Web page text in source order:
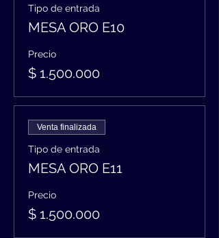
Tipo de entrada
MESA ORO E10
Precio
$ 1.500.000
Venta finalizada
Tipo de entrada
MESA ORO E11
Precio
$ 1.500.000